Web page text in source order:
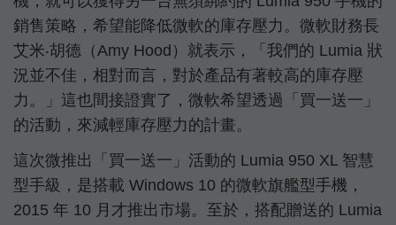
銷售策略，希望能降低微軟的庫存壓力。微軟財務長
艾米‧胡德（Amy Hood）就表示，「我們的 Lumia 狀
況並不佳，相對而言，對於產品有著較高的庫存壓
力。」這也間接證實了，微軟希望透過「買一送一」
的活動，來減輕庫存壓力的計畫。
這次微推出「買一送一」活動的 Lumia 950 XL 智慧
型手級，是搭載 Windows 10 的微軟旗艦型手機，
2015 年 10 月才推出市場。至於，搭配贈送的 Lumia